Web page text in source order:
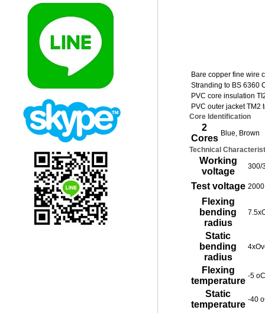
Bare copper fine wire
Stranding to BS 6360
PVC core insulation
PVC outer jacket TM2
Core Identification
2
Cores Blue, Brown
Technical
Working
voltage
300/
Test voltage
Flexing
bending
radius
Static
bending
radius
Flexing
temperature -5
Static
temperature -40